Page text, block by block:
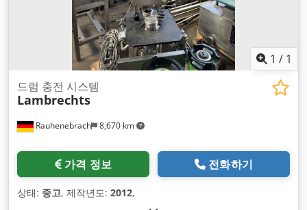
1 / 1
Rauhenebrach 8,670 km
드럼 충전 시스템
Lambrechts
가격 정보 전화하기
상태: 중고, 제작년도: 2012,